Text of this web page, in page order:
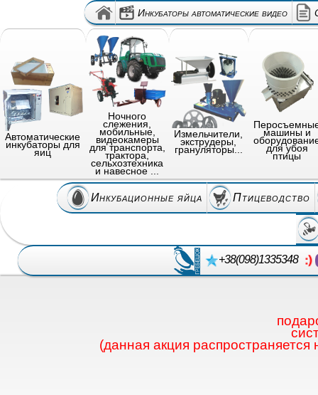
Инкубаторы автоматические видео
Автоматические
инкубаторы для
яиц
Ночного
слежения,
мобильные,
видеокамеры
для транспорта,
трактора,
сельхозтехника
и навесное ...
Измельчители,
экструдеры,
грануляторы...
машины и
для убоя
птицы
Инкубационные яйца Птицеводство
+38(098)1335348
(данная акция